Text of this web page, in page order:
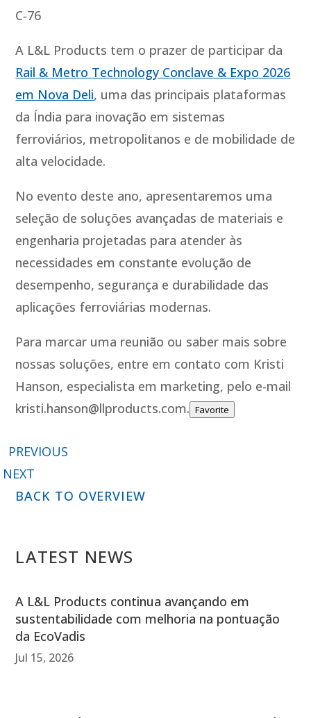
C‑76
A L&L Products tem o prazer de participar da
Rail & Metro Technology Conclave & Expo 2026
em Nova Deli, uma das principais plataformas
da Índia para inovação em sistemas
ferroviários, metropolitanos e de mobilidade de
alta velocidade.
No evento deste ano, apresentaremos uma
seleção de soluções avançadas de materiais e
engenharia projetadas para atender às
necessidades em constante evolução de
desempenho, segurança e durabilidade das
aplicações ferroviárias modernas.
Para marcar uma reunião ou saber mais sobre
nossas soluções, entre em contato com Kristi
Hanson, especialista em marketing, pelo e-mail
kristi.hanson@llproducts.com. Favorite
BACK TO OVERVIEW
PREVIOUS
NEXT
LATEST NEWS
A L&L Products continua avançando em
sustentabilidade com melhoria na pontuação
da EcoVadis
Jul 15, 2026